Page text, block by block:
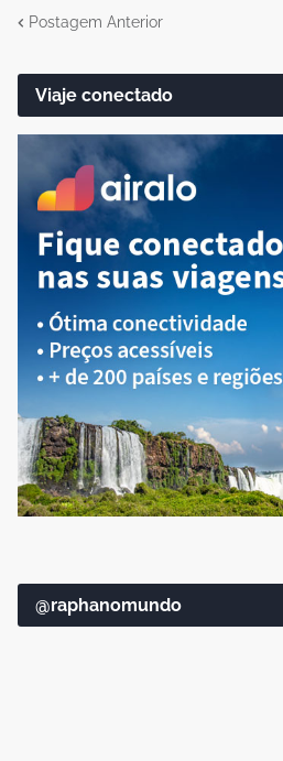
Postagem Anterior
Viaje conectado
@raphanomundo